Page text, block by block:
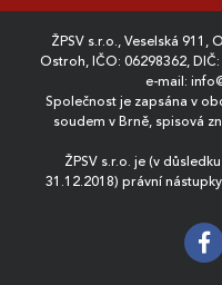
ŽPSV s.r.o., Veselská 911,
Ostroh, IČO: 06298362,
e-mail:
Společnost je zapsána v
soudem v Brně, spisová
ŽPSV s.r.o. je (v
31.12.2018) právní